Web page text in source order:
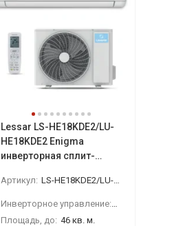
Lessar LS-HE18KDE2/LU-
HE18KDE2 Enigma
инверторная сплит-
Артикул: LS-HE18KDE2/LU-HE18KDE2
Инверторное управление:Да
Площадь, до: 46 кв. м.